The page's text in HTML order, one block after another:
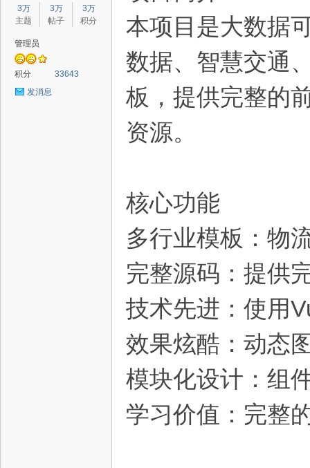
3万
主题
3万
帖子
3万
积分
管理员
积分
33643
发消息
本项目是大数据
数据、智慧交通
板，提供完整的
资源。
核心功能
多行业模板：物
完整源码：提供
技术先进：使用
效果炫酷：动态
模块化设计：组
学习价值：完整